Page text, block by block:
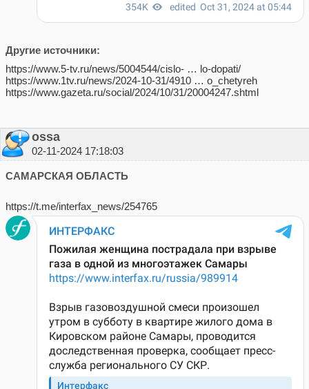
Другие источники:
https://www.5-tv.ru/news/5004544/cislo- … lo-dopati/
https://www.1tv.ru/news/2024-10-31/4910 … o_chetyreh
https://www.gazeta.ru/social/2024/10/31/20004247.shtml
ossa
02-11-2024 17:18:03
САМАРСКАЯ ОБЛАСТЬ
https://t.me/interfax_news/254765